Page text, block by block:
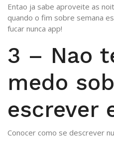
Entao ja sabe aproveite as
quando o fim sobre semana
fucar nunca app!
3 – Nao
medo
escrever
Conocer como se descrever